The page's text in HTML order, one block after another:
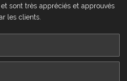
sont très appréciés et approuvés
les clients.